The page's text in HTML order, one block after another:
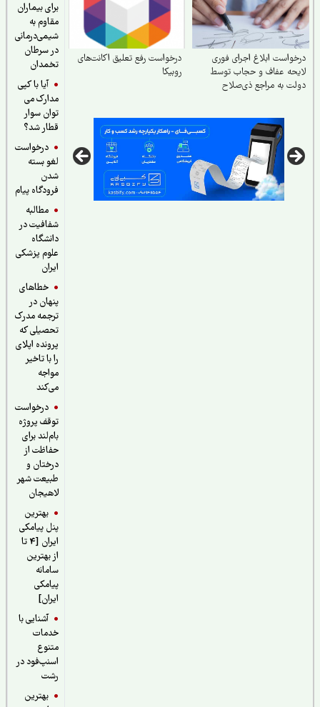
برای بیماران
مقاوم به
شیمی‌درمانی
در سرطان
تخمدان
آیا با کپی
مدارک می
توان سوار
قطار شد؟
درخواست
لغو بسته
شدن
فرودگاه پیام
مطالبه
شفافیت در
دانشگاه
علوم پزشکی
ایران
خطاهای
پنهان در
ترجمه مدرک
تحصیلی که
پرونده اپلای
را با تاخیر
مواجه
می‌کند
درخواست
توقف پروژه
بام‌لند برای
حفاظت از
درختان و
طبیعت شهر
لاهیجان
بهترین
پنل پیامکی
ایران [4 تا
از بهترین
سامانه
پیامکی
ایران]
آشنایی با
خدمات
متنوع
اسنپ‌فود در
رشت
بهترین
درخواست ابلاغ اجرای فوری
لایحه عفاف و حجاب توسط
دولت به مراجع ذی‌صلاح
درخواست رفع تعلیق اکانت‌های
روبیکا